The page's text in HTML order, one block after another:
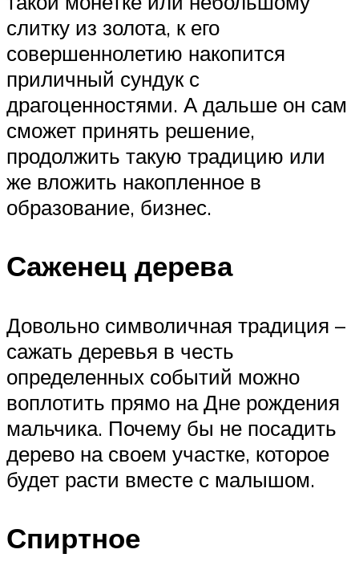
слитку из золота, к его
совершеннолетию накопится
приличный сундук с
драгоценностями. А дальше он сам
сможет принять решение,
продолжить такую традицию или
же вложить накопленное в
образование, бизнес.
Саженец дерева
Довольно символичная традиция –
сажать деревья в честь
определенных событий можно
воплотить прямо на Дне рождения
мальчика. Почему бы не посадить
дерево на своем участке, которое
будет расти вместе с малышом.
Спиртное